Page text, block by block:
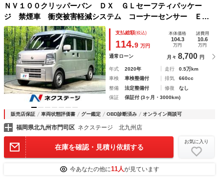
ＮＶ１００クリッパーバン ＤＸ ＧＬセーフティパッケー
ジ 禁煙車 衝突被害軽減システム コーナーセンサー ＥＴ
Ｃ 車線逸脱警報 レーンアシスト オートライト ハイビー
ムアシスト ＣＤ プライバシーガラス 先行車発進 パワー
ウィンドウ ハイルーフ
支払総額(税込)
114.9 万円
本体価格
104.3
万円
諸費用
10.6
万円
通常ローン 月々 8,700 円
年式 2020年 走行
0.5万km
車検
車検整備付 排気
660cc
整備
法定整備付 修復
なし
保証
保証付 (3ヶ月・3000km)
販売店保証 車両状態評価書 グー鑑定 OBD診断済み オンライン商談可
福岡県北九州市門司区 ネクステージ 北九州店
在庫を確認・見積り依頼する
お気に入り
今あなたの他に11人が見ています